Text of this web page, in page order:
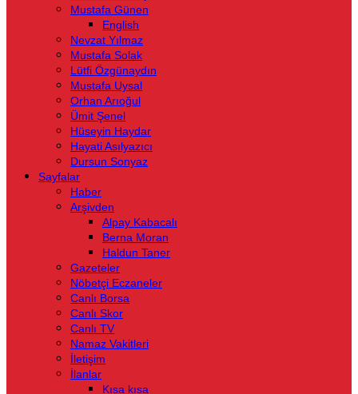
Mustafa Günen
English
Nevzat Yılmaz
Mustafa Solak
Lütfi Özgünaydın
Mustafa Uysal
Orhan Arıoğul
Ümit Şenel
Hüseyin Haydar
Hayati Asılyazıcı
Dursun Sonyaz
Sayfalar
Haber
Arşivden
Alpay Kabacalı
Berna Moran
Haldun Taner
Gazeteler
Nöbetçi Eczaneler
Canlı Borsa
Canlı Skor
Canlı TV
Namaz Vakitleri
İletişim
İlanlar
Kısa kısa